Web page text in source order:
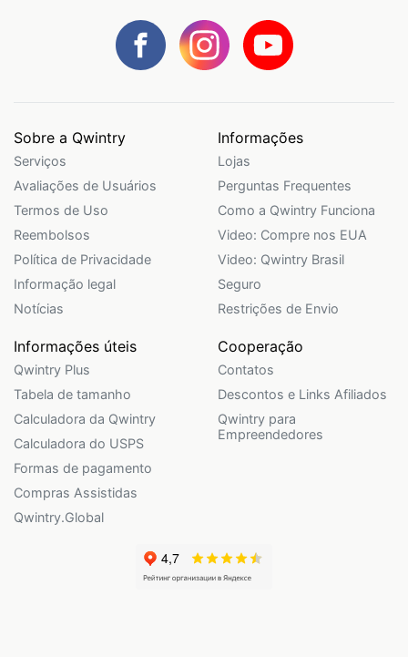
Sobre a Qwintry
Serviços
Avaliações de Usuários
Termos de Uso
Reembolsos
Política de Privacidade
Informação legal
Notícias
Informações
Lojas
Perguntas Frequentes
Como a Qwintry Funciona
Video: Compre nos EUA
Video: Qwintry Brasil
Seguro
Restrições de Envio
Informações úteis
Qwintry Plus
Tabela de tamanho
Calculadora da Qwintry
Calculadora do USPS
Formas de pagamento
Compras Assistidas
Qwintry.Global
Cooperação
Contatos
Descontos e Links Afiliados
Qwintry para
Empreendedores